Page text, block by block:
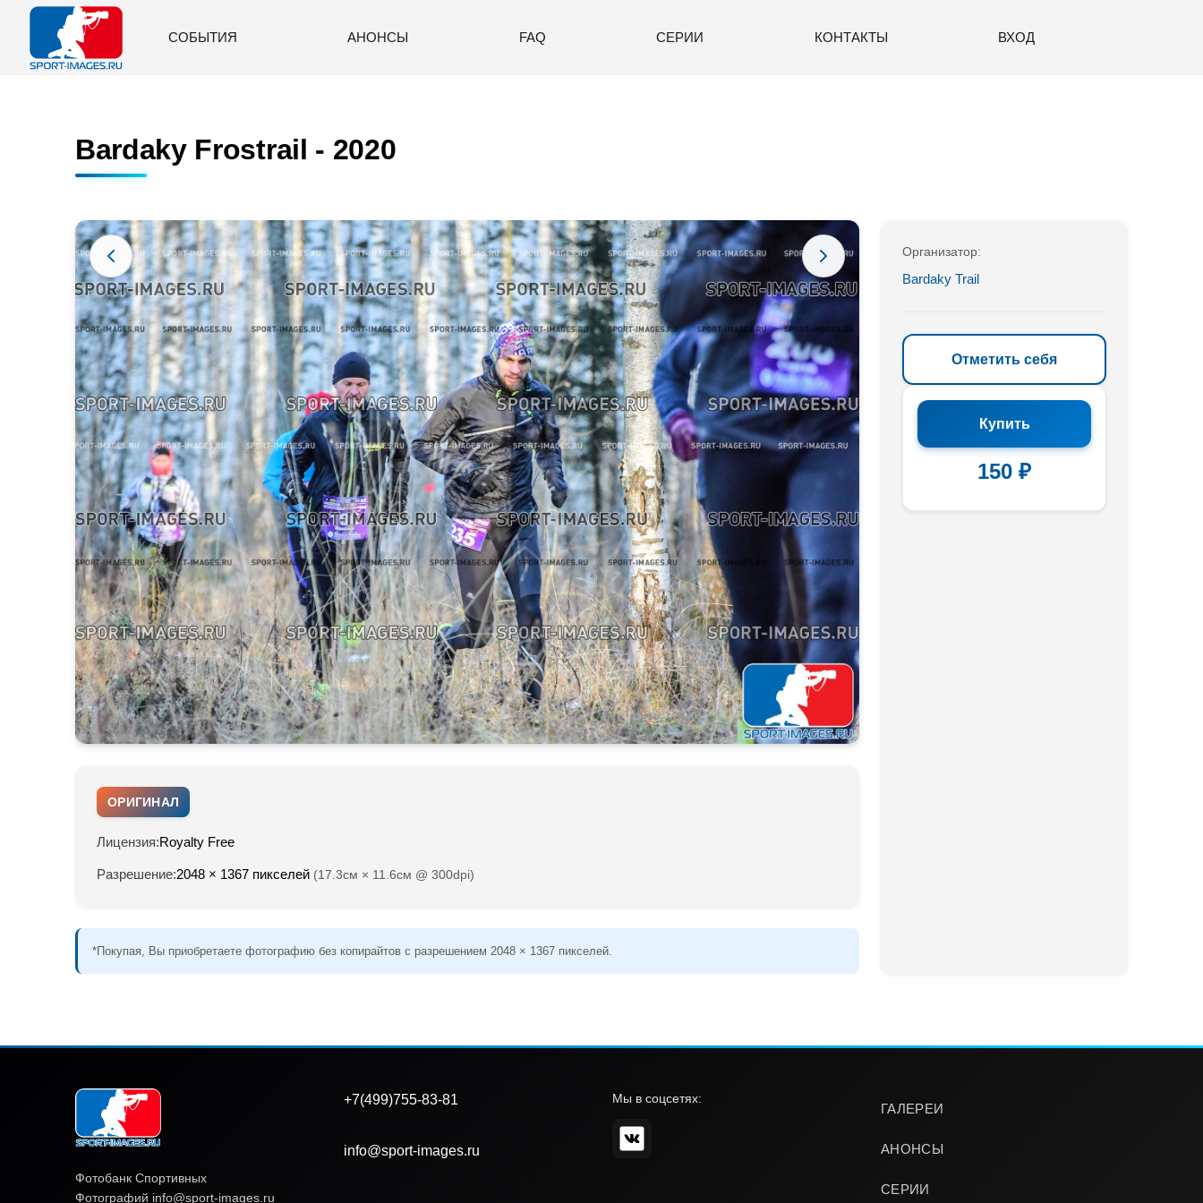
СОБЫТИЯ АНОНСЫ FAQ СЕРИИ КОНТАКТЫ ВХОД
Bardaky Frostrail - 2020
ОРИГИНАЛ
Лицензия:Royalty Free
Разрешение:2048 × 1367 пикселей (17.3см × 11.6см @ 300dpi)
*Покупая, Вы приобретаете фотографию без копирайтов с разрешением 2048 × 1367 пикселей.
Организатор:
Bardaky Trail
Отметить себя
Купить
150 ₽
Фотобанк Спортивных
Фотографий info@sport-images.ru
ГАЛЕРЕИ
АНОНСЫ
СЕРИИ
+7(499)755-83-81
info@sport-images.ru
Мы в соцсетях: